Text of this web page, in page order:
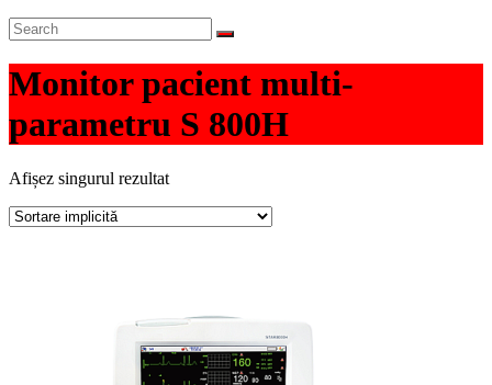
Monitor pacient multi-
parametru S 800H
Afișez singurul rezultat